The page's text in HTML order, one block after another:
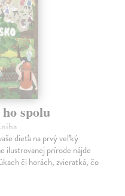
spolu
dieťa na prvý veľký
ilustrovanej prírode nájde
či horách, zvieratká, čo